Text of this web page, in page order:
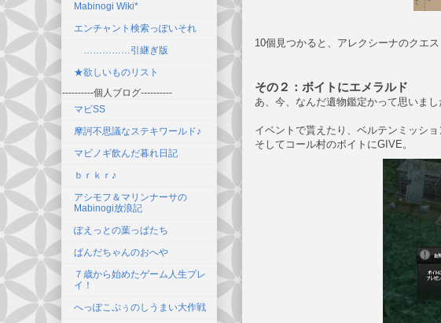
10個見つかると、アレクシーナのクエ
その２：ボイトにエメラルド
あ、今、なんだ遺物鑑定かって思いまし
イベントで貰えたり、ベルテンミッシ
そしてコール村のボイトにGIVE。
Mabinogi Wiki*
エンチャント検索っぽいそれ
……………引継ぎ版
★欲しいものリスト
----------個人ブログ----------
マビSS
摩訶不思議なステキワールド♪
マビノギ飲んだ暮れ日記
ｂｒｋｒ♪
アシモフ＆マリンナーサの
Mabinogi放浪記
ぽえっとの葉っぱたち
ぱんだちゃんのおへや
７歳から始めたゲーム人生プレ
イ！
へっぽこぷぅのしうまい大作戦